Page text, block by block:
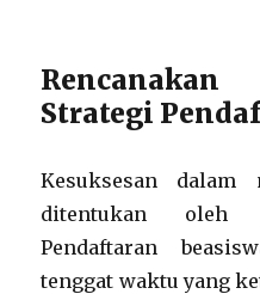
Strategi
Kesuksesan dalam
ditentukan oleh
Pendaftaran
tenggat waktu yang